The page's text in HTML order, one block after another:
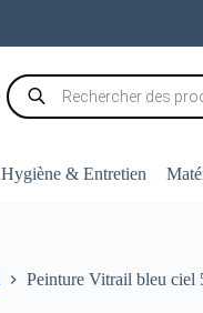
Recherche
de
produits
Hygiène & Entretien
Peinture Vitrail bleu ciel